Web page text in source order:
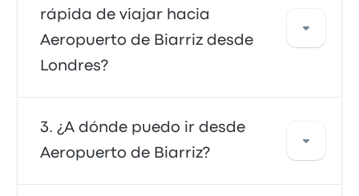
acceso directo al aeropuerto. También
puedes tomar un taxi o usar un servicio de
coche compartido.
rápida de viajar hacia
Aeropuerto de Biarriz desde
Londres?
La forma más rápida de viajar hacia y desde
Aeropuerto de Biarriz es en autobús, que
ofrece un transporte conveniente a las
terminales del aeropuerto. Los buses suelen
¿A dónde puedo ir desde
Aeropuerto de Biarriz?